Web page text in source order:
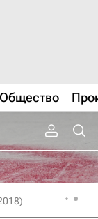
Общество